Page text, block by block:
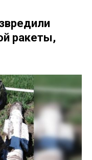
ракеты,